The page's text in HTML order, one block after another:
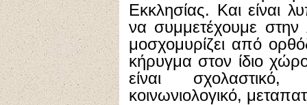
Εκκλησίας. Και είναι
να συμμετέχουμε στην
μοσχομυρίζει από
κήρυγμα στον ίδιο
είναι σχολαστικό,
κοινωνιολογικό,